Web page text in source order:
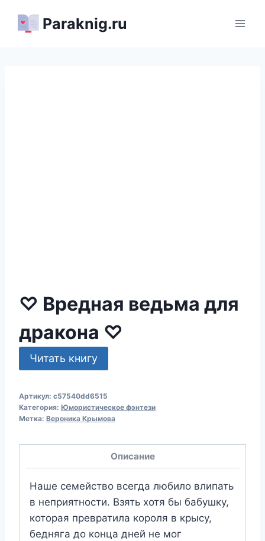
Paraknig.ru
♡ Вредная ведьма для
дракона ♡
Читать книгу
Артикул: c57540dd6515
Категория: Юмористическое фэнтези
Метка: Вероника Крымова
Описание
Наше семейство всегда любило влипать
в неприятности. Взять хотя бы бабушку,
которая превратила короля в крысу,
бедняга до конца дней не мог